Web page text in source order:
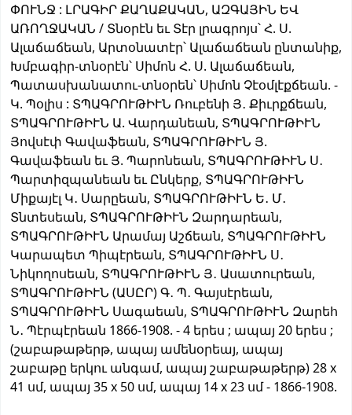
ՓՈՒՆՋ : ԼՐԱԳԻՐ ՔԱՂԱՔԱԿԱՆ, ԱԶԳԱՅԻՆ ԵՎ
ԱՌՈՂՋԱԿԱՆ / Տնօրէն եւ Տէր լրագրոյս՝ Հ. Ս.
Ալաճաճեան, Արտօնատէր՝ Ալաճաճեան ընտանիք,
Խմբագիր-տնօրէն՝ Սիմոն Հ. Ս. Ալաճաճեան,
Պատասխանատու-տնօրեն՝ Սիմոն Չէօմլէքճեան. -
Կ. Պօլիս : ՏՊԱԳՐՈՒԹԻՒՆ Ռուբենի Յ․ Քիւրքճեան,
ՏՊԱԳՐՈՒԹԻՒՆ Ա. Վարդանեան, ՏՊԱԳՐՈՒԹԻՒՆ
Յովսէփ Գավաֆեան, ՏՊԱԳՐՈՒԹԻՒՆ Յ.
Գավաֆեան եւ Յ. Պարոնեան, ՏՊԱԳՐՈՒԹԻՒՆ Ս․
Պարտիզպանեան եւ Ընկերք, ՏՊԱԳՐՈՒԹԻՒՆ
Միքայէլ Կ․ Սարըեան, ՏՊԱԳՐՈՒԹԻՒՆ Ե․ Մ․
Տնտեսեան, ՏՊԱԳՐՈՒԹԻՒՆ Զարդարեան,
ՏՊԱԳՐՈՒԹԻՒՆ Արամայ Աշճեան, ՏՊԱԳՐՈՒԹԻՒՆ
Կարապետ Պիպէրեան, ՏՊԱԳՐՈՒԹԻՒՆ Ս․
Նիկողոսեան, ՏՊԱԳՐՈՒԹԻՒՆ Յ․ Ասատուրեան,
ՏՊԱԳՐՈՒԹԻՒՆ (ԱՍԸՐ) Գ․ Պ․ Գայսէրեան,
ՏՊԱԳՐՈՒԹԻՒՆ Սագաեան, ՏՊԱԳՐՈՒԹԻՒՆ Զարեհ
Ն․ Պէրպէրեան 1866-1908. - 4 երես ; ապայ 20 երես ;
(շաբաթաթերթ, ապայ ամենօրեայ, ապայ
շաբաթը երկու անգամ, ապայ շաբաթաթերթ) 28 x
41 սմ, ապայ 35 x 50 սմ, ապայ 14 x 23 սմ - 1866-1908.